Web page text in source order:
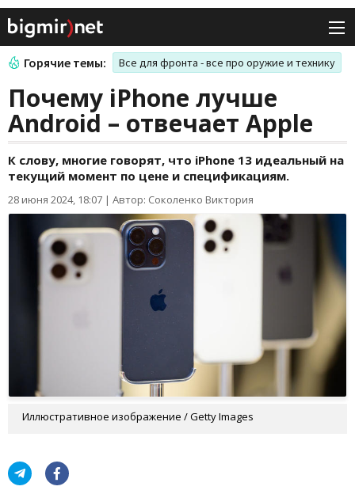
Горячие темы: Все для фронта - все про оружие и технику
Почему iPhone лучше
Android – отвечает Apple
К слову, многие говорят, что iPhone 13 идеальный на
текущий момент по цене и спецификациям.
28 июня 2024, 18:07 | Автор: Соколенко Виктория
Иллюстративное изображение / Getty Images